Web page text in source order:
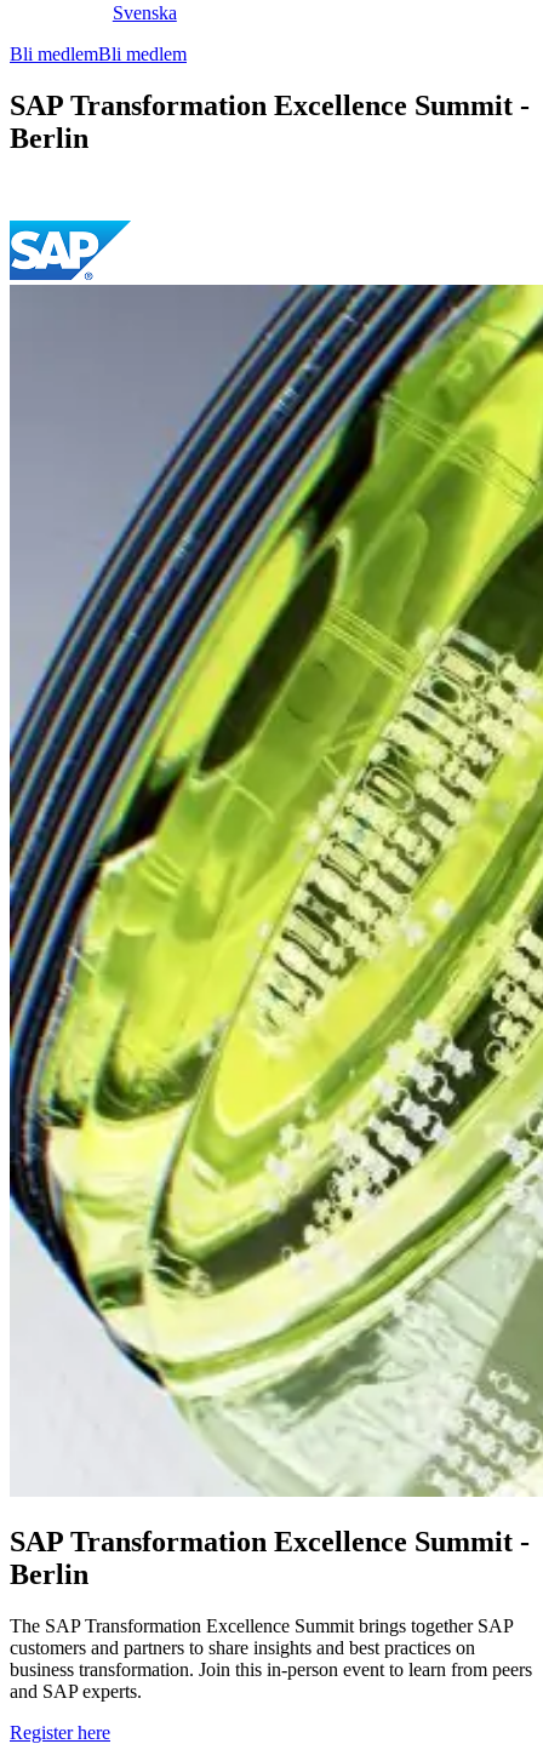
Svenska
Bli medlemBli medlem
SAP Transformation Excellence Summit -
Berlin
SAP Transformation Excellence Summit -
Berlin
The SAP Transformation Excellence Summit brings together SAP
customers and partners to share insights and best practices on
business transformation. Join this in-person event to learn from peers
and SAP experts.
Register here